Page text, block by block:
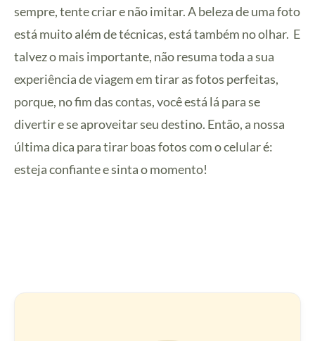
sempre, tente criar e não imitar. A beleza de uma foto
está muito além de técnicas, está também no olhar. E
talvez o mais importante, não resuma toda a sua
experiência de viagem em tirar as fotos perfeitas,
porque, no fim das contas, você está lá para se
divertir e se aproveitar seu destino. Então, a nossa
última dica para tirar boas fotos com o celular é:
esteja confiante e sinta o momento!